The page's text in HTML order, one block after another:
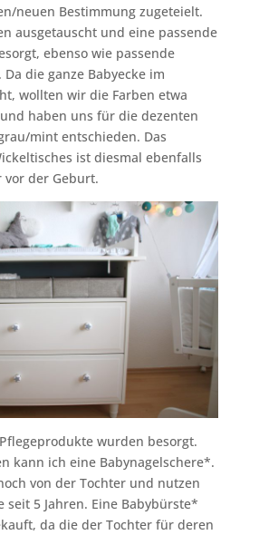
neuen Bestimmung zugeteielt.
ausgetauscht und eine passende
ebenso wie passende
Da die ganze Babyecke im
wollten wir die Farben etwa
haben uns für die dezenten
mint entschieden. Das
ist diesmal ebenfalls
der Geburt.
wurden besorgt.
kann ich eine Babynagelschere*.
von der Tochter und nutzen
seit 5 Jahren. Eine Babybürste*
da die der Tochter für deren